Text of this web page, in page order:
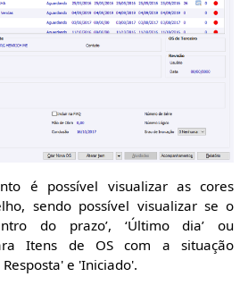
é possível visualizar as cores
sendo possível visualizar se o
do prazo’, ‘Último dia’ ou
Itens de OS com a situação
e 'Iniciado'.